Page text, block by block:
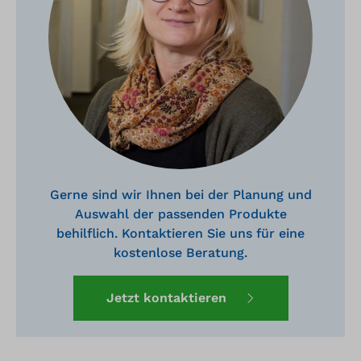
Gerne sind wir Ihnen bei der Planung und
Auswahl der passenden Produkte
behilflich. Kontaktieren Sie uns für eine
kostenlose Beratung.
Jetzt kontaktieren